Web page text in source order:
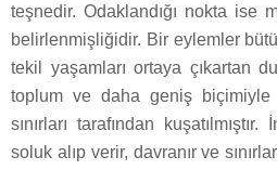
teşnedir. Odaklandığı nokta ise
belirlenmişliğidir. Bir eylemler
tekil yaşamları ortaya çıkartan
toplum ve daha geniş biçimiyle
sınırları tarafından
soluk alıp verir, davranır ve